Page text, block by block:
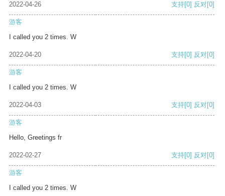
2022-04-26 支持[0] 反对[0]
游客
I called you 2 times. W
2022-04-20 支持[0] 反对[0]
游客
I called you 2 times. W
2022-04-03 支持[0] 反对[0]
游客
Hello, Greetings fr
2022-02-27 支持[0] 反对[0]
游客
I called you 2 times. W